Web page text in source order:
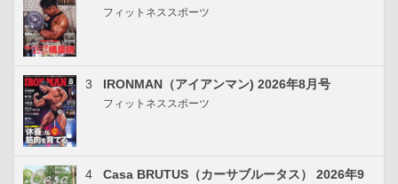
フィットネススポーツ
3 IRONMAN（アイアンマン) 2026年8月号
フィットネススポーツ
4
Casa BRUTUS（カーサブルータス） 2026年9